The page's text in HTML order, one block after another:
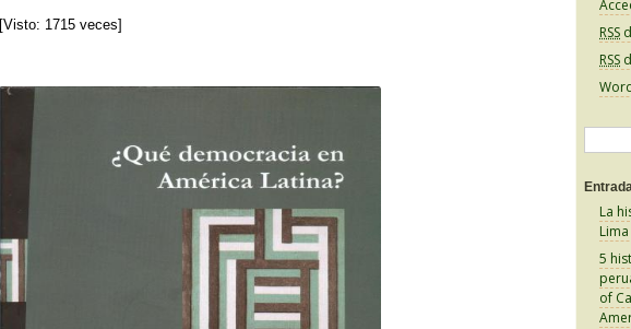
[Visto: 1715 veces]
RSS
RSS
s
La
5
of